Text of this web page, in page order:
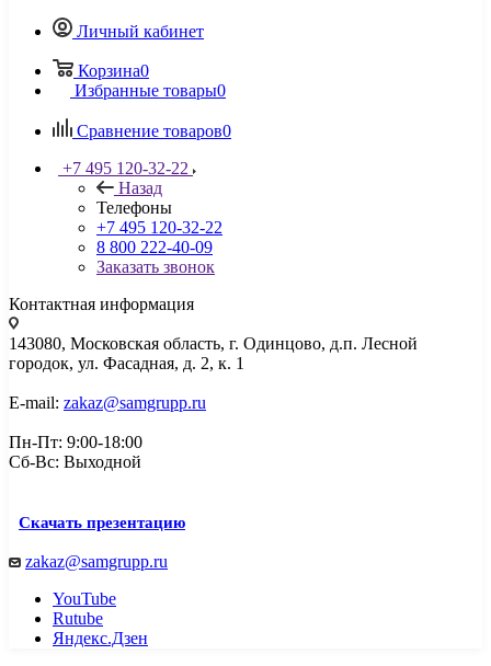
Личный кабинет
Корзина0
Избранные товары0
Сравнение товаров0
+7 495 120-32-22
Назад
Телефоны
+7 495 120-32-22
8 800 222-40-09
Заказать звонок
Контактная информация
143080, Mосковская область, г. Одинцово, д.п. Лесной
городок, ул. Фасадная, д. 2, к. 1
E-mail: zakaz@samgrupp.ru
Пн-Пт: 9:00-18:00
Сб-Вс: Выходной
Скачать презентацию
zakaz@samgrupp.ru
YouTube
Rutube
Яндекс.Дзен